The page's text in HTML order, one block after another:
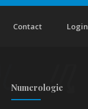
Contact Login
Numerologie